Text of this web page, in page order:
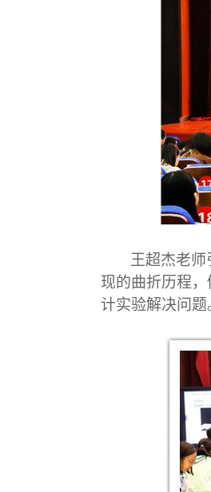
王超杰老
现的曲折历程
计实验解决问题